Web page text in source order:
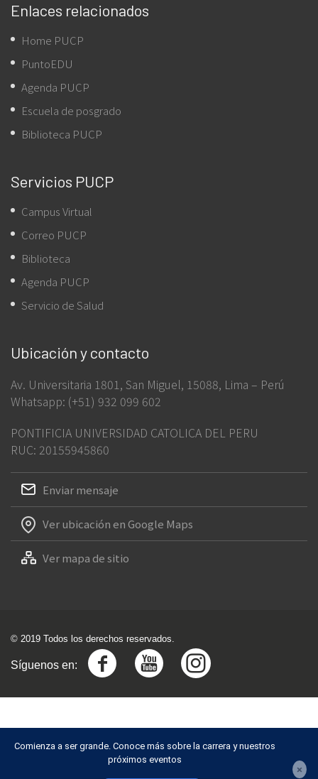
Enlaces relacionados
Home PUCP
PuntoEDU
Agenda PUCP
Escuela de posgrado
Biblioteca PUCP
Servicios PUCP
Campus Virtual
Correo PUCP
Biblioteca
Agenda PUCP
Servicio de Salud
Ubicación y contacto
Av. Universitaria 1801, San Miguel, 15088, Lima – Perú
Whatsapp: (+51) 932 099 602
PONTIFICIA UNIVERSIDAD CATOLICA DEL PERU
RUC: 20155945860
Enviar mensaje
Ver ubicación en Google Maps
Ver mapa de sitio
© 2019 Todos los derechos reservados.
Síguenos en:
Comienza a ser grande. Conoce más sobre la carrera y nuestros
próximos eventos
×